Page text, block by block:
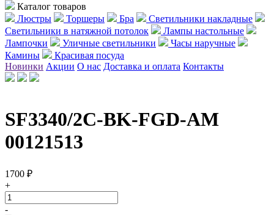
Каталог товаров
Люстры
Торшеры Бра
Светильники накладные
Светильники в натяжной потолок
Лампы настольные
Лампочки
Уличные светильники
Часы наручные
Камины
Красивая посуда
Новинки Акции О нас Доставка и оплата Контакты
SF3340/2C-BK-FGD-AM
00121513
1700 ₽
+
-